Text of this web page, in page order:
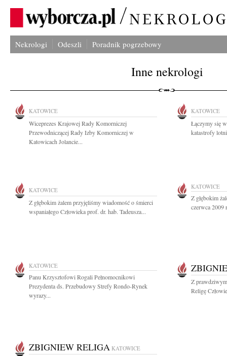
Nekrologi Odeszli Poradnik pogrzebowy
Inne nekrologi
KATOWICE
Wiceprezes Krajowej Rady Komorniczej
Przewodniczącej Rady Izby Komorniczej w
Katowicach Jolancie...
KATOWICE
Łączymy się
katastrofy
KATOWICE
Z głębokim żalem przyjęliśmy wiadomość o śmierci
wspaniałego Człowieka prof. dr. hab. Tadeusza...
KATOWICE
Z głębokim
czerwca 2009
KATOWICE
Panu Krzysztofowi Rogali Pełnomocnikowi
Prezydenta ds. Przebudowy Strefy Rondo-Rynek
wyrazy...
Z
Religę
ZBIGNIEW RELIGA KATOWICE